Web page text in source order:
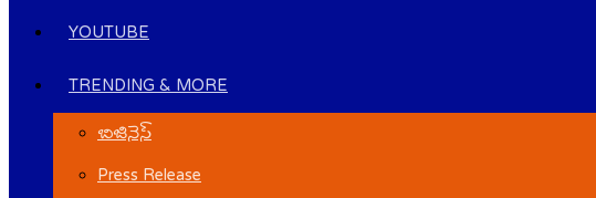
YOUTUBE
TRENDING & MORE
బిజినెస్
Press Release